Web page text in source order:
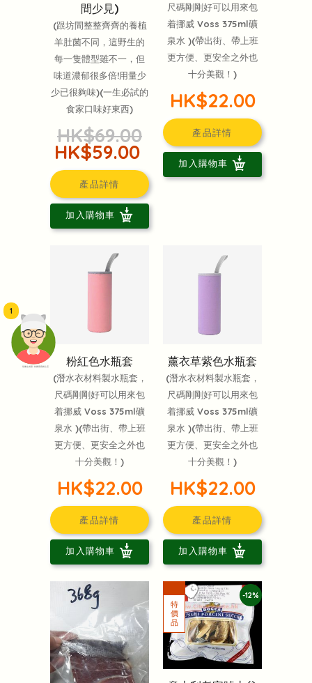
頭像生成器: 快樂家庭網上店
1
間少見)
(跟坊間整整齊齊的養植
羊肚菌不同，這野生的
每一隻體型雖不一，但
味道濃郁很多倍!用量少
少已很夠味)(一生必試的
食家口味好東西)
HK$69.00
HK$59.00
產品詳情
加入購物車
尺碼剛剛好可以用來包
着挪威 Voss 375ml礦
泉水 )(帶出街、帶上班
更方便、更安全之外也
十分美觀！)
HK$22.00
產品詳情
加入購物車
粉紅色水瓶套
(潛水衣材料製水瓶套，
尺碼剛剛好可以用來包
着挪威 Voss 375ml礦
泉水 )(帶出街、帶上班
更方便、更安全之外也
十分美觀！)
HK$22.00
產品詳情
加入購物車
薰衣草紫色水瓶套
(潛水衣材料製水瓶套，
尺碼剛剛好可以用來包
着挪威 Voss 375ml礦
泉水 )(帶出街、帶上班
更方便、更安全之外也
十分美觀！)
HK$22.00
產品詳情
加入購物車
-12%